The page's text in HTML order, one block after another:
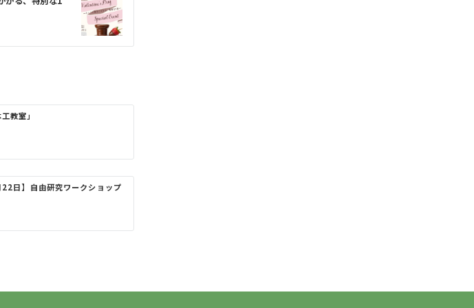
教室」
22日】自由研究ワークショップ